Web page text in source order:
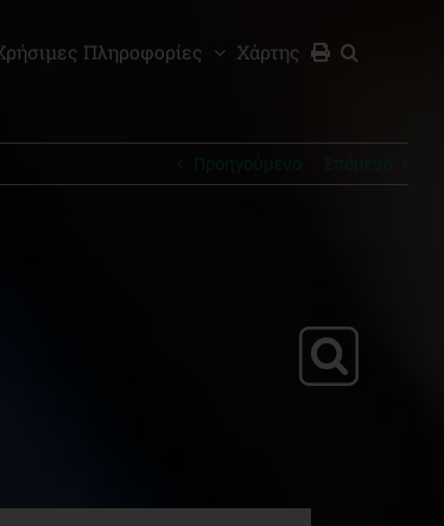
Πληροφορίες Χάρτης
Προηγούμενο